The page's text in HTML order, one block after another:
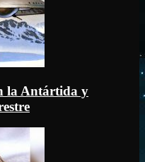
la Antártida y